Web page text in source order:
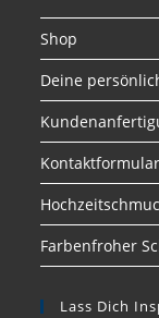
Shop
Deine
Kontaktformular
Farbenfroher
Lass Dich